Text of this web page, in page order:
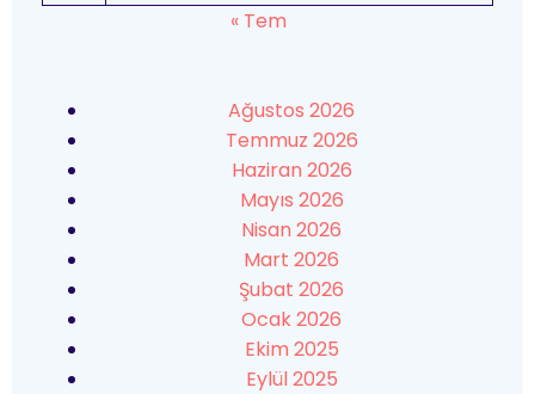
« Tem
Ağustos 2026
Temmuz 2026
Haziran 2026
Mayıs 2026
Nisan 2026
Mart 2026
Şubat 2026
Ocak 2026
Ekim 2025
Eylül 2025